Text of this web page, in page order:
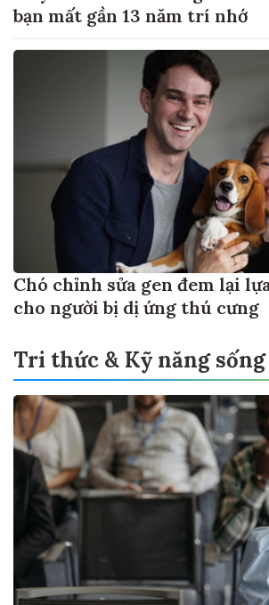
bạn mất gần 13 năm trí nhớ
Chó chỉnh sửa gen đem lại
cho người bị dị ứng thú cưng
Tri thức & Kỹ năng sống